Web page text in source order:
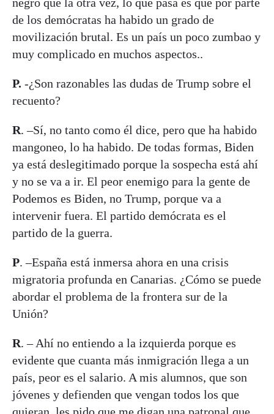
de los demócratas ha habido un grado de
movilización brutal. Es un país un poco zumbao y
muy complicado en muchos aspectos..
P. -¿Son razonables las dudas de Trump sobre el
recuento?
R. –Sí, no tanto como él dice, pero que ha habido
mangoneo, lo ha habido. De todas formas, Biden
ya está deslegitimado porque la sospecha está ahí
y no se va a ir. El peor enemigo para la gente de
Podemos es Biden, no Trump, porque va a
intervenir fuera. El partido demócrata es el
partido de la guerra.
P. –España está inmersa ahora en una crisis
migratoria profunda en Canarias. ¿Cómo se puede
abordar el problema de la frontera sur de la
Unión?
R. – Ahí no entiendo a la izquierda porque es
evidente que cuanta más inmigración llega a un
país, peor es el salario. A mis alumnos, que son
jóvenes y defienden que vengan todos los que